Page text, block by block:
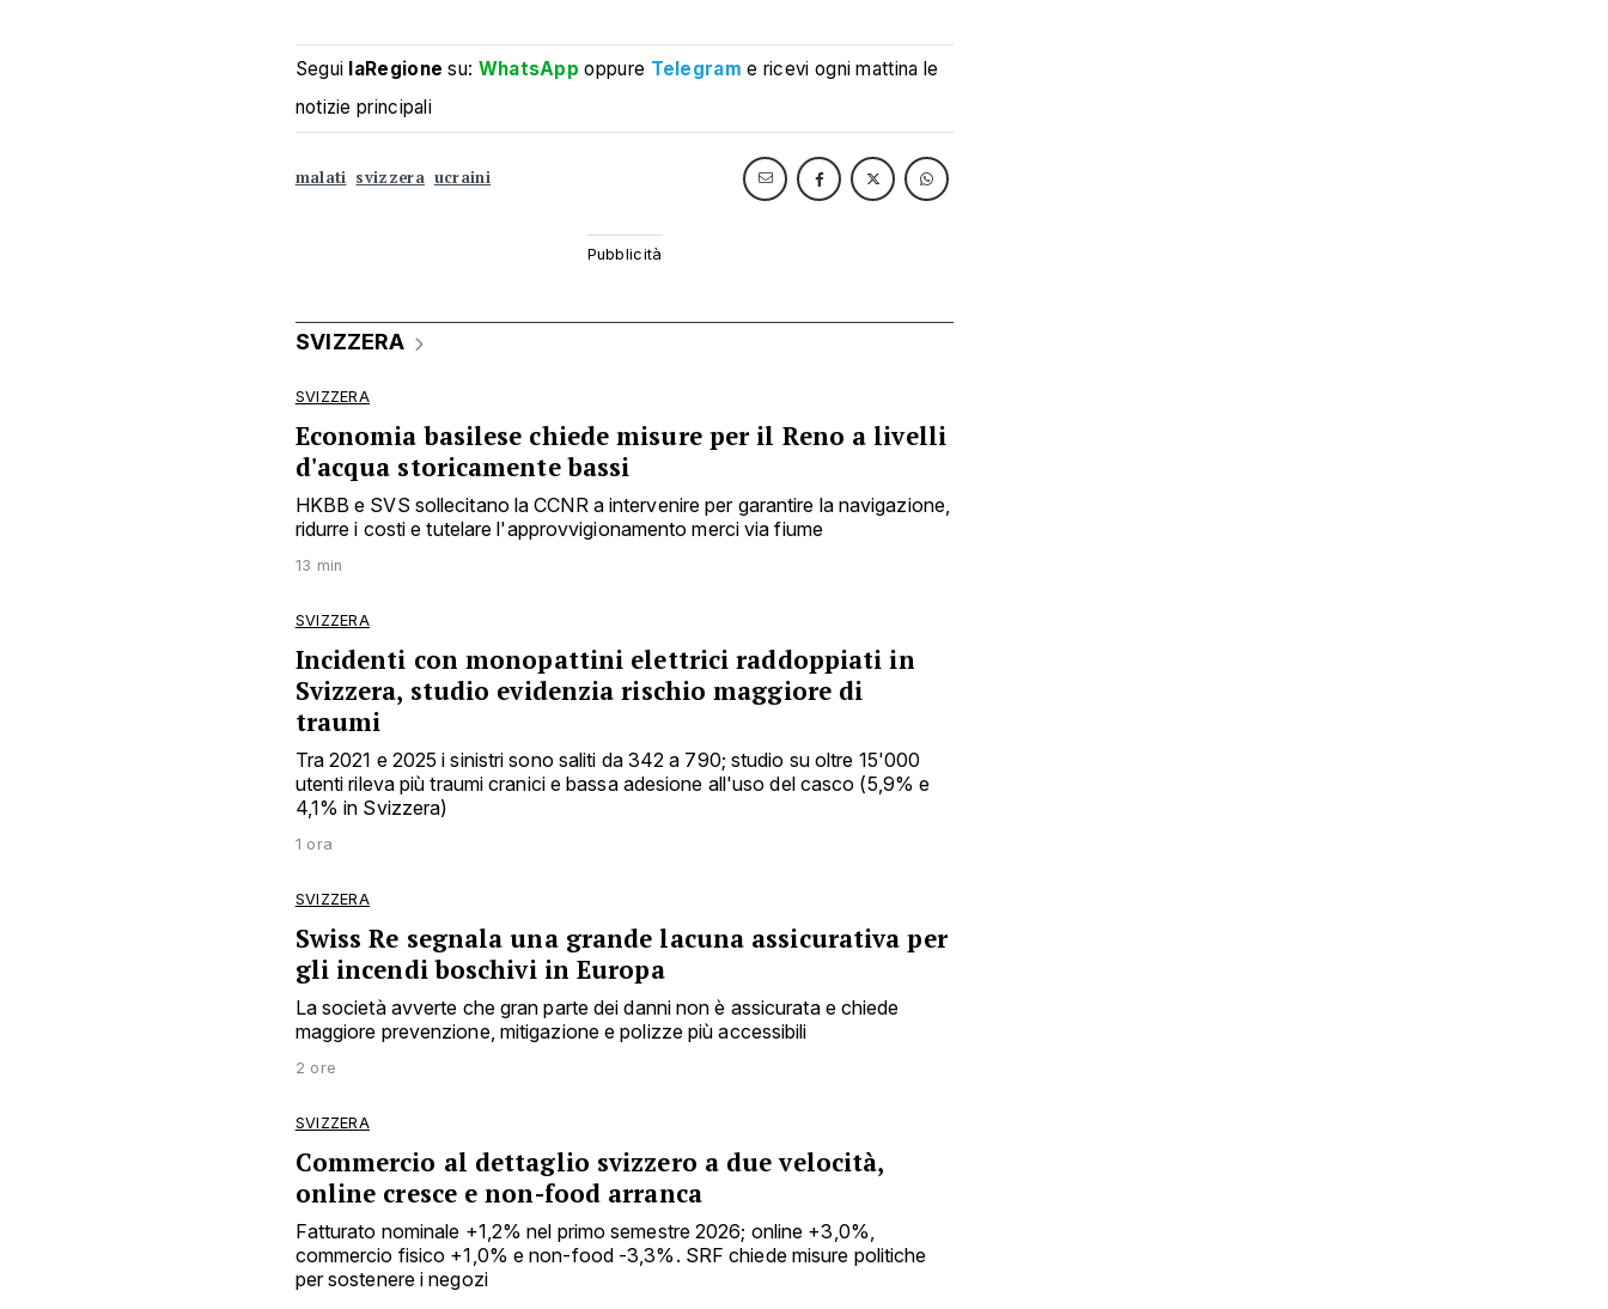
Segui laRegione su: WhatsApp oppure Telegram e ricevi ogni mattina le
notizie principali
malati svizzera ucraini
SVIZZERA
SVIZZERA
Economia basilese chiede misure per il Reno a livelli
d'acqua storicamente bassi
HKBB e SVS sollecitano la CCNR a intervenire per garantire la navigazione,
ridurre i costi e tutelare l'approvvigionamento merci via fiume
13 min
SVIZZERA
Incidenti con monopattini elettrici raddoppiati in
Svizzera, studio evidenzia rischio maggiore di
traumi
Tra 2021 e 2025 i sinistri sono saliti da 342 a 790; studio su oltre 15'000
utenti rileva più traumi cranici e bassa adesione all'uso del casco (5,9% e
4,1% in Svizzera)
1 ora
SVIZZERA
Swiss Re segnala una grande lacuna assicurativa per
gli incendi boschivi in Europa
La società avverte che gran parte dei danni non è assicurata e chiede
maggiore prevenzione, mitigazione e polizze più accessibili
2 ore
SVIZZERA
Commercio al dettaglio svizzero a due velocità,
online cresce e non-food arranca
Fatturato nominale +1,2% nel primo semestre 2026; online +3,0%,
commercio fisico +1,0% e non-food -3,3%. SRF chiede misure politiche
per sostenere i negozi